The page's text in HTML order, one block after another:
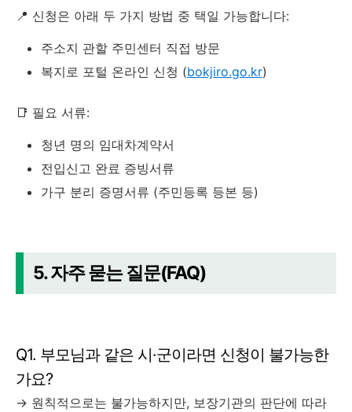
📍 신청은 아래 두 가지 방법 중 택일 가능합니다:
주소지 관할 주민센터 직접 방문
복지로 포털 온라인 신청 (bokjiro.go.kr)
📑 필요 서류:
청년 명의 임대차계약서
전입신고 완료 증빙서류
가구 분리 증명서류 (주민등록 등본 등)
5. 자주 묻는 질문(FAQ)
Q1. 부모님과 같은 시·군이라면 신청이 불가능한
가요?
→ 원칙적으로는 불가능하지만, 보장기관의 판단에 따라